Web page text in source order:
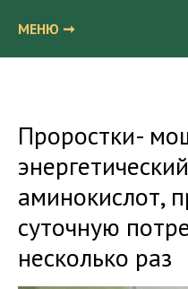
МЕНЮ ➞
Проростки-
аминокислот,
суточную
несколько раз